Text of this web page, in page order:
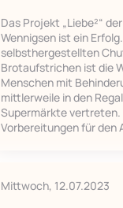
Das Projekt „Liebe²“
Wennigsen ist ein
selbsthergestellten
Brotaufstrichen ist die
Menschen mit
mittlerweile in den
Supermärkte
Vorbereitungen für den
Mittwoch, 12.07.2023